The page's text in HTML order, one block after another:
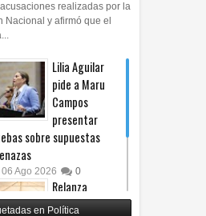
acusaciones realizadas por la
Nacional y afirmó que el
Lilia Aguilar
pide a Maru
Campos
presentar
sobre supuestas
06 Ago 2026 0
Relanza
Villalobos
en Política